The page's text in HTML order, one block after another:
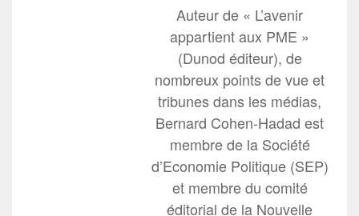
Auteur de « L’avenir
appartient aux PME »
(Dunod éditeur), de
nombreux points de vue et
tribunes dans les médias,
Bernard Cohen-Hadad est
membre de la Société
d’Economie Politique (SEP)
et membre du comité
éditorial de la Nouvelle